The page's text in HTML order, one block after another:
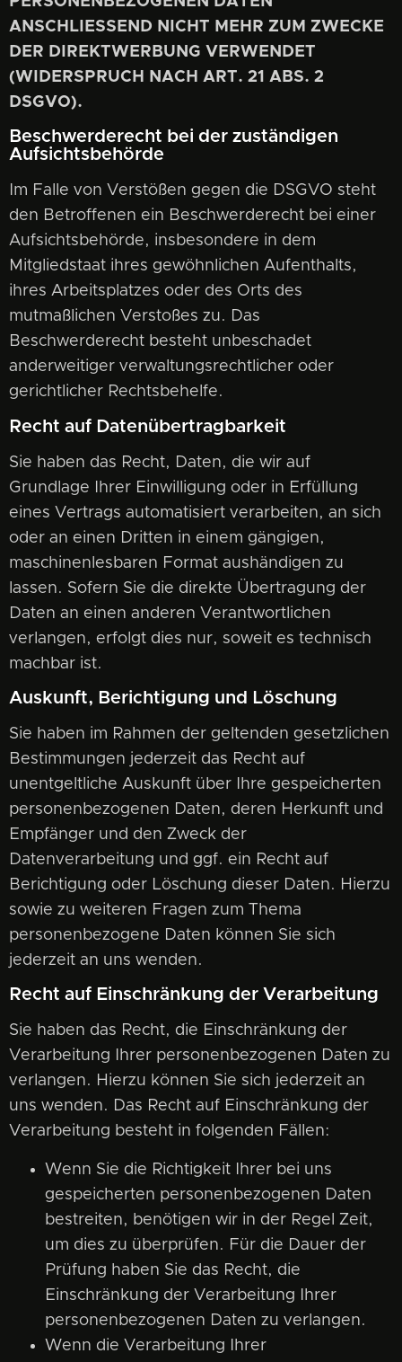
ANSCHLIESSEND NICHT MEHR ZUM ZWECKE
DER DIREKTWERBUNG VERWENDET
(WIDERSPRUCH NACH ART. 21 ABS. 2
DSGVO).
Beschwerderecht bei der zuständigen
Aufsichtsbehörde
Im Falle von Verstößen gegen die DSGVO steht
den Betroffenen ein Beschwerderecht bei einer
Aufsichtsbehörde, insbesondere in dem
Mitgliedstaat ihres gewöhnlichen Aufenthalts,
ihres Arbeitsplatzes oder des Orts des
mutmaßlichen Verstoßes zu. Das
Beschwerderecht besteht unbeschadet
anderweitiger verwaltungsrechtlicher oder
gerichtlicher Rechtsbehelfe.
Recht auf Datenübertragbarkeit
Sie haben das Recht, Daten, die wir auf
Grundlage Ihrer Einwilligung oder in Erfüllung
eines Vertrags automatisiert verarbeiten, an sich
oder an einen Dritten in einem gängigen,
maschinenlesbaren Format aushändigen zu
lassen. Sofern Sie die direkte Übertragung der
Daten an einen anderen Verantwortlichen
verlangen, erfolgt dies nur, soweit es technisch
machbar ist.
Auskunft, Berichtigung und Löschung
Sie haben im Rahmen der geltenden gesetzlichen
Bestimmungen jederzeit das Recht auf
unentgeltliche Auskunft über Ihre gespeicherten
personenbezogenen Daten, deren Herkunft und
Empfänger und den Zweck der
Datenverarbeitung und ggf. ein Recht auf
Berichtigung oder Löschung dieser Daten. Hierzu
sowie zu weiteren Fragen zum Thema
personenbezogene Daten können Sie sich
jederzeit an uns wenden.
Recht auf Einschränkung der Verarbeitung
Sie haben das Recht, die Einschränkung der
Verarbeitung Ihrer personenbezogenen Daten zu
verlangen. Hierzu können Sie sich jederzeit an
uns wenden. Das Recht auf Einschränkung der
Verarbeitung besteht in folgenden Fällen:
Wenn Sie die Richtigkeit Ihrer bei uns
gespeicherten personenbezogenen Daten
bestreiten, benötigen wir in der Regel Zeit,
um dies zu überprüfen. Für die Dauer der
Prüfung haben Sie das Recht, die
Einschränkung der Verarbeitung Ihrer
personenbezogenen Daten zu verlangen.
Wenn die Verarbeitung Ihrer